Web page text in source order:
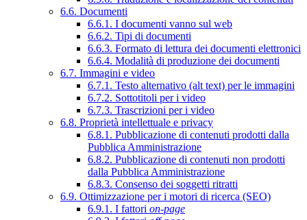
6.6. Documenti
6.6.1. I documenti vanno sul web
6.6.2. Tipi di documenti
6.6.3. Formato di lettura dei documenti elettronici
6.6.4. Modalità di produzione dei documenti
6.7. Immagini e video
6.7.1. Testo alternativo (alt text) per le immagini
6.7.2. Sottotitoli per i video
6.7.3. Trascrizioni per i video
6.8. Proprietà intellettuale e privacy
6.8.1. Pubblicazione di contenuti prodotti dalla
Pubblica Amministrazione
6.8.2. Pubblicazione di contenuti non prodotti
dalla Pubblica Amministrazione
6.8.3. Consenso dei soggetti ritratti
6.9. Ottimizzazione per i motori di ricerca (SEO)
6.9.1. I fattori on-page